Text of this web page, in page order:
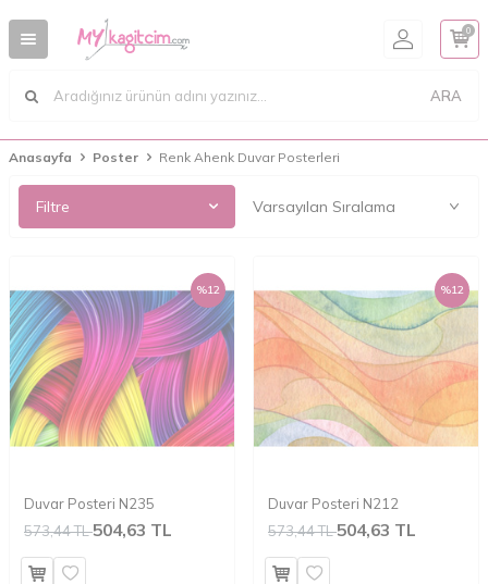
ARA
0
Anasayfa Poster Renk Ahenk Duvar Posterleri
Filtre
%12
Duvar Posteri N235
573,44 TL504,63 TL
%12
Duvar Posteri N212
573,44 TL504,63 TL